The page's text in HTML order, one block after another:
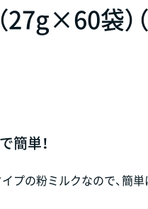
袋）
簡単！
プの粉ミルクなので、簡単